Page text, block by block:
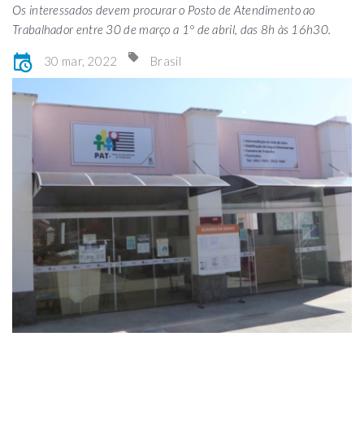
Os interessados devem procurar o Posto de Atendimento ao
Trabalhador entre 30 de março a 1° de abril, das 8h às 16h30.
30 mar, 2022 Brasil